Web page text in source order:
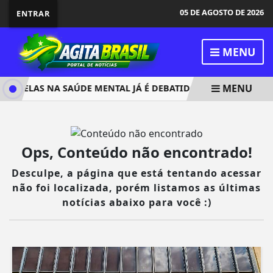
ENTRAR 05 DE AGOSTO DE 2026
MENU
TELAS NA SAÚDE MENTAL JÁ É DEBATIDO EM 80% DAS
MENU
Ops, Conteúdo não encontrado!
Desculpe, a página que está tentando acessar
não foi localizada, porém listamos as últimas
notícias abaixo para você :)